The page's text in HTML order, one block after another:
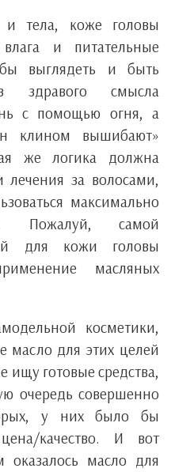
тела, коже головы
и питательные
выглядеть и быть
здравого смысла
с помощью огня, а
клином вышибают»
же логика должна
лечения за волосами,
максимально
Пожалуй, самой
для кожи головы
масляных
косметики,
масло для этих целей
ищу готовые средства,
очередь совершенно
у них было бы
качество. И вот
оказалось масло для